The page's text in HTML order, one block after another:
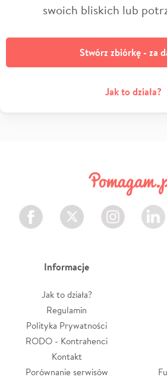
swoich bliskich lub
Stwórz zbiórkę - za
Jak to działa?
Facebook Twitter Instagram LinkedIn
Informacje
Jak to działa?
Regulamin
Polityka Prywatności
RODO - Kontrahenci
Kontakt
Porównanie serwisów